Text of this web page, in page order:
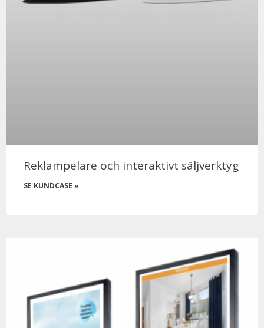
Reklampelare och interaktivt säljverktyg
SE KUNDCASE »